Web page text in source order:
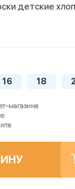
детские
16 18
магазина